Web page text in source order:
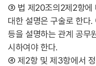
③ 법 제20조의2제2항에
대한 설명은 구술로 한다
등을 설명하는 관계 공무
시하여야 한다.
④ 제2항 및 제3항에서 정